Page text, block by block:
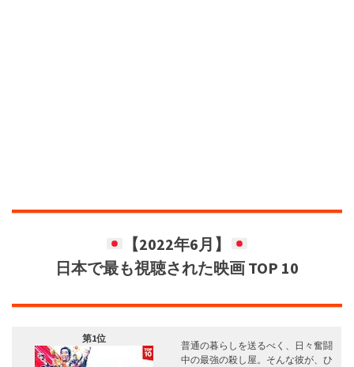
【2022年6月】
日本で最も視聴された映画 TOP 10
第1位
普通の暮らしを送るべく、日々奮闘
中の最強の殺し屋。そんな彼が、ひ